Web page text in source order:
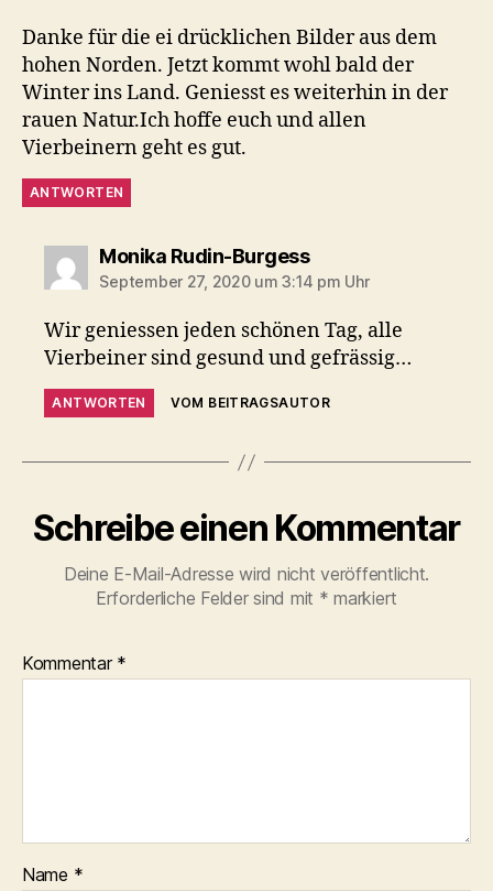
Danke für die ei drücklichen Bilder aus dem
hohen Norden. Jetzt kommt wohl bald der
Winter ins Land. Geniesst es weiterhin in der
rauen Natur.Ich hoffe euch und allen
Vierbeinern geht es gut.
ANTWORTEN
Monika Rudin-Burgesssagt:
September 27, 2020 um 3:14 pm Uhr
Wir geniessen jeden schönen Tag, alle
Vierbeiner sind gesund und gefrässig…
ANTWORTEN VOM BEITRAGSAUTOR
Schreibe einen Kommentar
Deine E-Mail-Adresse wird nicht veröffentlicht.
Erforderliche Felder sind mit * markiert
Kommentar *
Name *